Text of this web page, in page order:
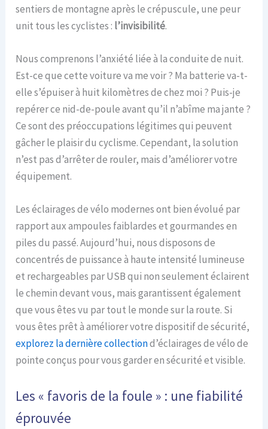
sentiers de montagne après le crépuscule, une peur
unit tous les cyclistes : l’invisibilité.
Nous comprenons l’anxiété liée à la conduite de nuit.
Est-ce que cette voiture va me voir ? Ma batterie va-t-
elle s’épuiser à huit kilomètres de chez moi ? Puis-je
repérer ce nid-de-poule avant qu’il n’abîme ma jante ?
Ce sont des préoccupations légitimes qui peuvent
gâcher le plaisir du cyclisme. Cependant, la solution
n’est pas d’arrêter de rouler, mais d’améliorer votre
équipement.
Les éclairages de vélo modernes ont bien évolué par
rapport aux ampoules faiblardes et gourmandes en
piles du passé. Aujourd’hui, nous disposons de
concentrés de puissance à haute intensité lumineuse
et rechargeables par USB qui non seulement éclairent
le chemin devant vous, mais garantissent également
que vous êtes vu par tout le monde sur la route. Si
vous êtes prêt à améliorer votre dispositif de sécurité,
explorez la dernière collectiond’éclairages de vélo de
pointe conçus pour vous garder en sécurité et visible.
Les « favoris de la foule » : une fiabilité
éprouvée